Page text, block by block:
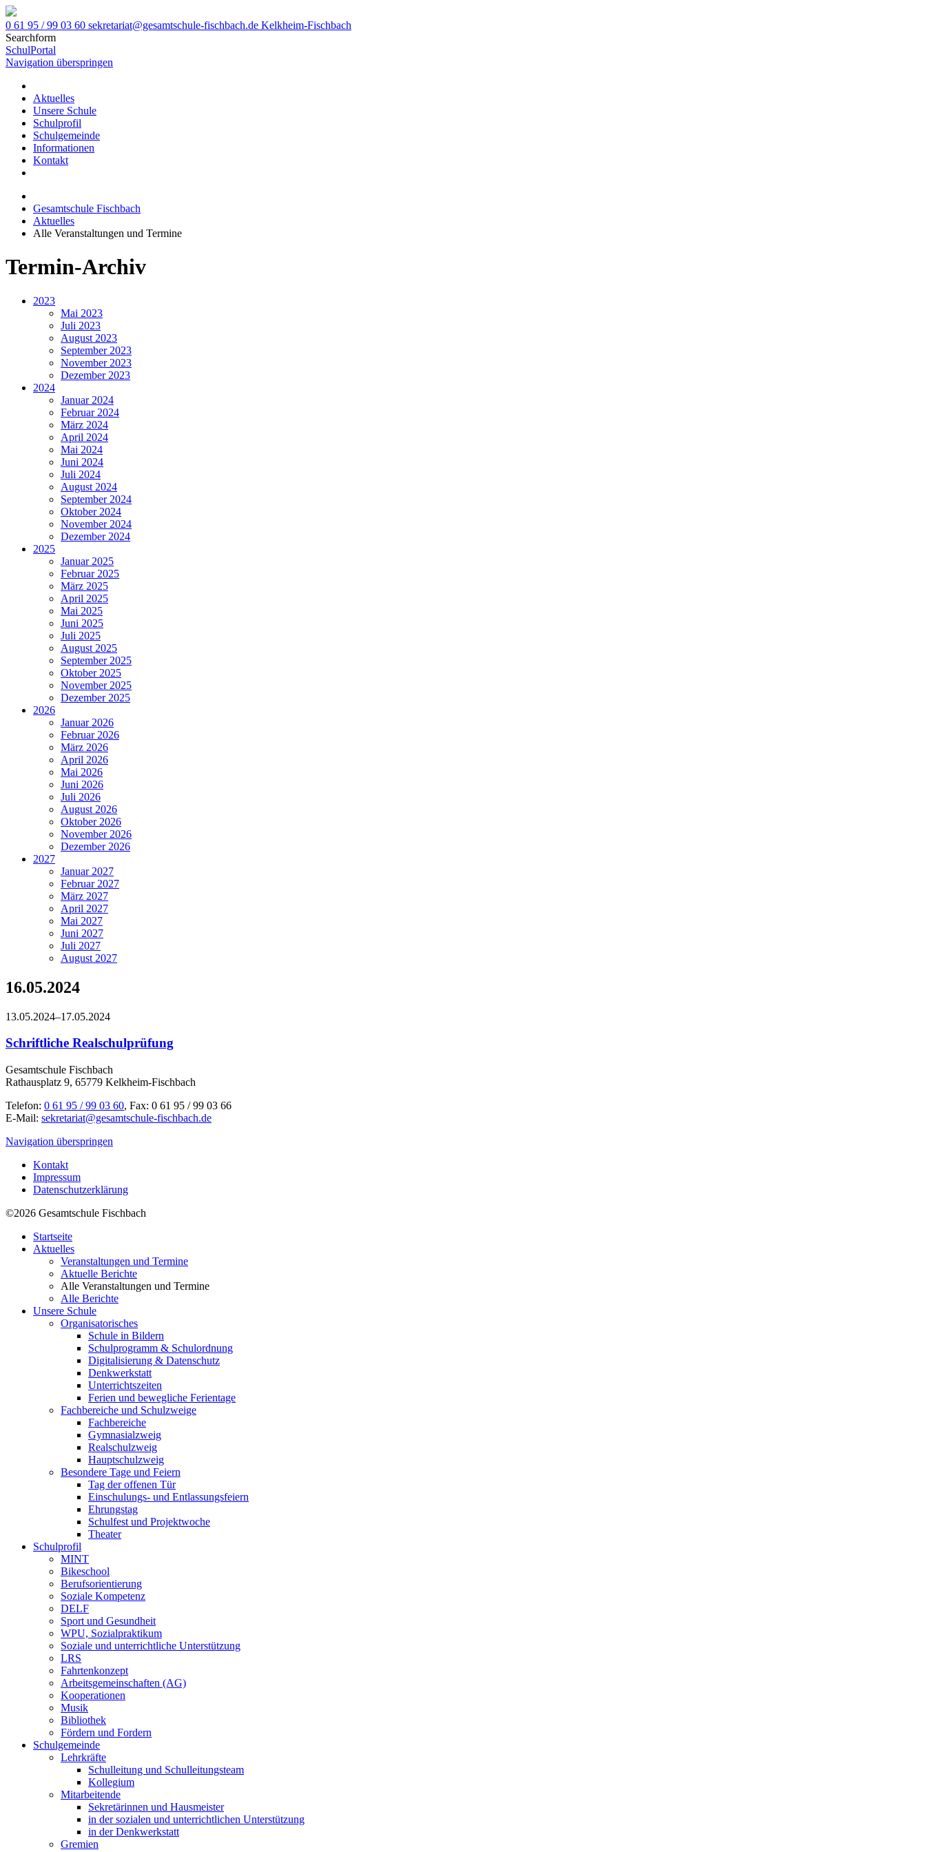
0 61 95 / 99 03 60 sekretariat@gesamtschule-fischbach.de Kelkheim-Fischbach
Searchform
SchulPortal
Navigation überspringen
Aktuelles
Unsere Schule
Schulprofil
Schulgemeinde
Informationen
Kontakt
Gesamtschule Fischbach
Aktuelles
Alle Veranstaltungen und Termine
Termin-Archiv
2023
Mai 2023
Juli 2023
August 2023
September 2023
November 2023
Dezember 2023
2024
Januar 2024
Februar 2024
März 2024
April 2024
Mai 2024
Juni 2024
Juli 2024
August 2024
September 2024
Oktober 2024
November 2024
Dezember 2024
2025
Januar 2025
Februar 2025
März 2025
April 2025
Mai 2025
Juni 2025
Juli 2025
August 2025
September 2025
Oktober 2025
November 2025
Dezember 2025
2026
Januar 2026
Februar 2026
März 2026
April 2026
Mai 2026
Juni 2026
Juli 2026
August 2026
Oktober 2026
November 2026
Dezember 2026
2027
Januar 2027
Februar 2027
März 2027
April 2027
Mai 2027
Juni 2027
Juli 2027
August 2027
16.05.2024
13.05.2024–17.05.2024
Schriftliche Realschulprüfung
Gesamtschule Fischbach
Rathausplatz 9, 65779 Kelkheim-Fischbach
Telefon: 0 61 95 / 99 03 60, Fax: 0 61 95 / 99 03 66
E-Mail: sekretariat@gesamtschule-fischbach.de
Navigation überspringen
Kontakt
Impressum
Datenschutzerklärung
©2026 Gesamtschule Fischbach
Startseite
Aktuelles
Veranstaltungen und Termine
Aktuelle Berichte
Alle Veranstaltungen und Termine
Alle Berichte
Unsere Schule
Organisatorisches
Schule in Bildern
Schulprogramm & Schulordnung
Digitalisierung & Datenschutz
Denkwerkstatt
Unterrichtszeiten
Ferien und bewegliche Ferientage
Fachbereiche und Schulzweige
Fachbereiche
Gymnasialzweig
Realschulzweig
Hauptschulzweig
Besondere Tage und Feiern
Tag der offenen Tür
Einschulungs- und Entlassungsfeiern
Ehrungstag
Schulfest und Projektwoche
Theater
Schulprofil
MINT
Bikeschool
Berufsorientierung
Soziale Kompetenz
DELF
Sport und Gesundheit
WPU, Sozialpraktikum
Soziale und unterrichtliche Unterstützung
LRS
Fahrtenkonzept
Arbeitsgemeinschaften (AG)
Kooperationen
Musik
Bibliothek
Fördern und Fordern
Schulgemeinde
Lehrkräfte
Schulleitung und Schulleitungsteam
Kollegium
Mitarbeitende
Sekretärinnen und Hausmeister
in der sozialen und unterrichtlichen Unterstützung
in der Denkwerkstatt
Gremien